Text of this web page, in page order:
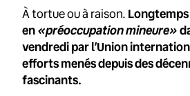
À tortue ou à raison.
en«préoccupation mineure»
vendredi par l’Union
efforts menés depuis des
fascinants.